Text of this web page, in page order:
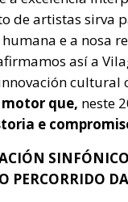
de artistas sirva
e a nosa
así a
cultural
que, neste
e
PERCORRIDO